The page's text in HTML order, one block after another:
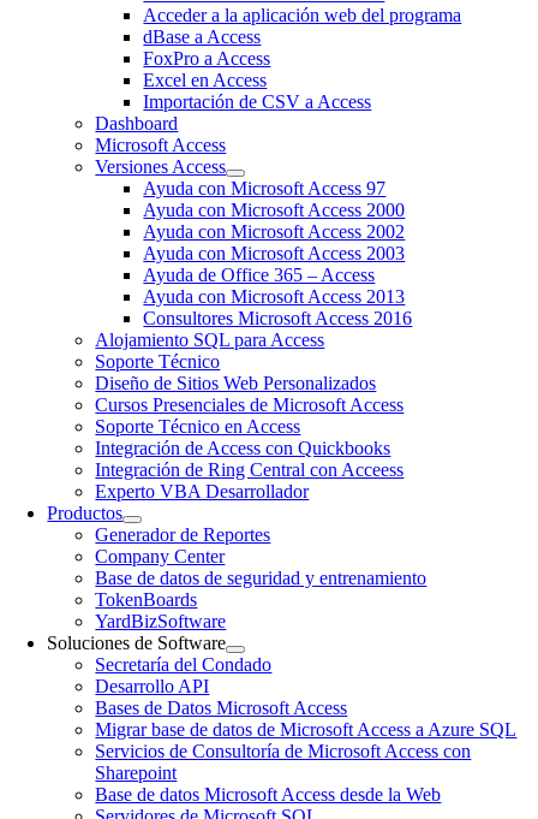
Acceder a la aplicación web del programa
dBase a Access
FoxPro a Access
Excel en Access
Importación de CSV a Access
Dashboard
Microsoft Access
Versiones Access
Ayuda con Microsoft Access 97
Ayuda con Microsoft Access 2000
Ayuda con Microsoft Access 2002
Ayuda con Microsoft Access 2003
Ayuda de Office 365 – Access
Ayuda con Microsoft Access 2013
Consultores Microsoft Access 2016
Alojamiento SQL para Access
Soporte Técnico
Diseño de Sitios Web Personalizados
Cursos Presenciales de Microsoft Access
Soporte Técnico en Access
Integración de Access con Quickbooks
Integración de Ring Central con Acceess
Experto VBA Desarrollador
Productos
Generador de Reportes
Company Center
Base de datos de seguridad y entrenamiento
TokenBoards
YardBizSoftware
Soluciones de Software
Secretaría del Condado
Desarrollo API
Bases de Datos Microsoft Access
Migrar base de datos de Microsoft Access a Azure SQL
Servicios de Consultoría de Microsoft Access con
Sharepoint
Base de datos Microsoft Access desde la Web